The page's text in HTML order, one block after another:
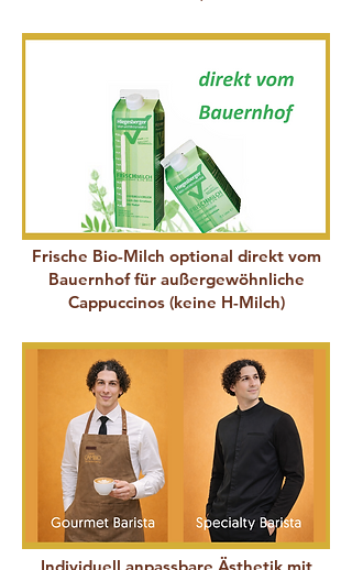
Frische Bio-Milch optional direkt vom
Bauernhof für außergewöhnliche
Cappuccinos (keine H-Milch)